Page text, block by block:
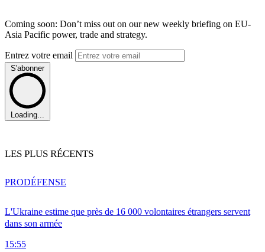
Coming soon: Don’t miss out on our new weekly briefing on EU-
Asia Pacific power, trade and strategy.
Entrez votre email
S'abonner
Loading...
LES PLUS RÉCENTS
L'Ukraine estime que près de 16 000 volontaires étrangers servent
dans son armée
15:55
PRODÉFENSE